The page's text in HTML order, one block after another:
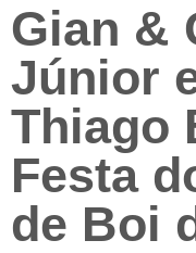
Gian &
Júnior
Thiago
Festa
de Boi